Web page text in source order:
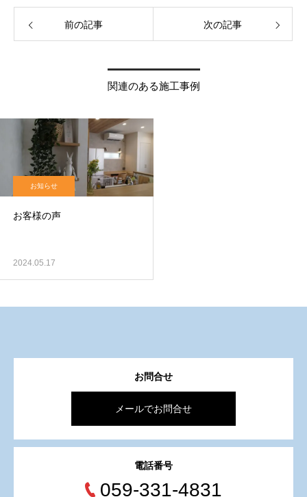
前の記事 次の記事
関連のある施工事例
お知らせ
お客様の声
2024.05.17
お問合せ
メールでお問合せ
電話番号
059-331-4831